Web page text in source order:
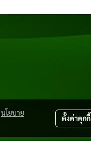
นโยบาย
ตั้งค่าคุกกี้